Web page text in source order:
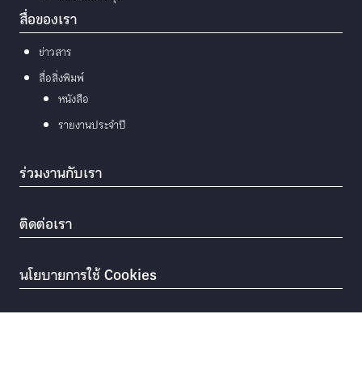
สื่อของเรา
ข่าวสาร
สื่อสิ่งพิมพ์
หนังสือ
รายงานประจำปี
ร่วมงานกับเรา
ติดต่อเรา
นโยบายการใช้ Cookies